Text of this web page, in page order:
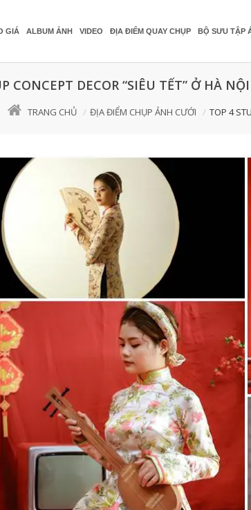
GIÁ ALBUM ẢNH VIDEO ĐỊA ĐIỂM QUAY CHỤP BỘ SƯU TẬP
DECOR “SIÊU TẾT” Ở HÀ NỘI
TRANG CHỦ ĐỊA ĐIỂM CHỤP ẢNH CƯỚI TOP 4